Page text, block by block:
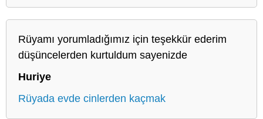
Rüyamı yorumladığımız için teşekkür ederim
düşüncelerden kurtuldum sayenizde
Huriye
Rüyada evde cinlerden kaçmak